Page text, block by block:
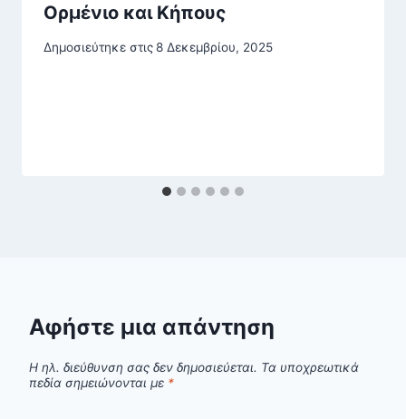
Ορμένιο και Κήπους
Δημοσιεύτηκε στις8 Δεκεμβρίου, 2025
Αφήστε μια απάντηση
Η ηλ. διεύθυνση σας δεν δημοσιεύεται. Τα υποχρεωτικά
πεδία σημειώνονται με *